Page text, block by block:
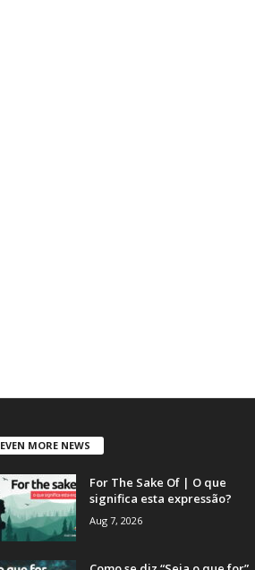
EVEN MORE NEWS
For The Sake Of | O que
significa esta expressão?
Aug 7, 2026